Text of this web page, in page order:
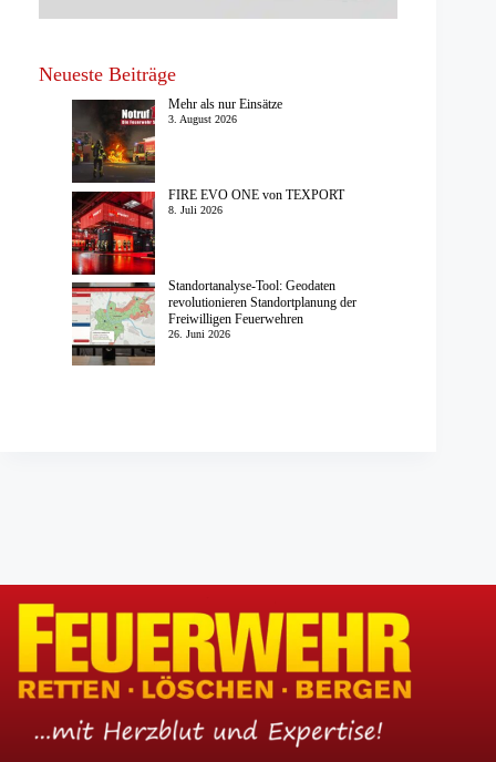
Neueste Beiträge
Mehr als nur Einsätze
3. August 2026
FIRE EVO ONE von TEXPORT
8. Juli 2026
Standortanalyse-Tool: Geodaten
revolutionieren Standortplanung der
Freiwilligen Feuerwehren
26. Juni 2026